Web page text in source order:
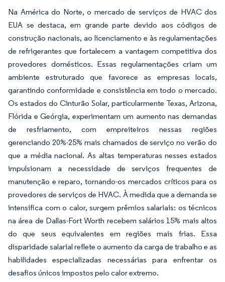
Na América do Norte, o mercado de serviços de HVAC dos
EUA se destaca, em grande parte devido aos códigos de
construção nacionais, ao licenciamento e às regulamentações
de refrigerantes que fortalecem a vantagem competitiva dos
provedores domésticos. Essas regulamentações criam um
ambiente estruturado que favorece as empresas locais,
garantindo conformidade e consistência em todo o mercado.
Os estados do Cinturão Solar, particularmente Texas, Arizona,
Flórida e Geórgia, experimentam um aumento nas demandas
de resfriamento, com empreiteiros nessas regiões
gerenciando 20%-25% mais chamados de serviço no verão do
que a média nacional. As altas temperaturas nesses estados
impulsionam a necessidade de serviços frequentes de
manutenção e reparo, tornando-os mercados críticos para os
provedores de serviços de HVAC. À medida que a demanda se
intensifica com o calor, surgem prêmios salariais: os técnicos
na área de Dallas-Fort Worth recebem salários 15% mais altos
do que seus equivalentes em regiões mais frias. Essa
disparidade salarial reflete o aumento da carga de trabalho e as
habilidades especializadas necessárias para enfrentar os
desafios únicos impostos pelo calor extremo.